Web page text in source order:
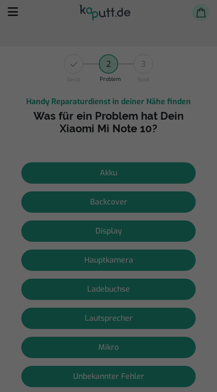
Selbst reparieren
Reparieren lassen
Shop
2
Problem
3
Handy Reparaturdienst in deiner Nähe finden
Was für ein Problem hat Dein
Xiaomi Mi Note 10?
Akku
Backcover
Display
Hauptkamera
Ladebuchse
Lautsprecher
Mikro
Unbekannter Fehler